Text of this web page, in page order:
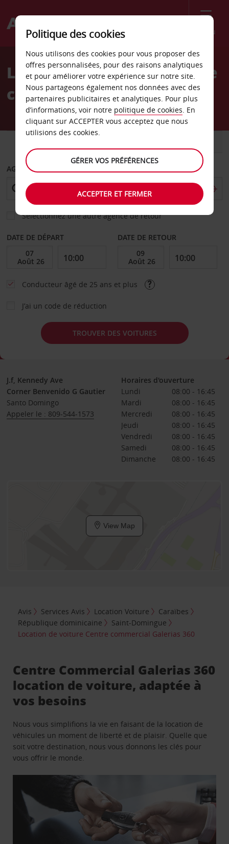
Menu
Welcome
AvisLocation de voiture Centre
commercial Galerias 360
AGENCE DE DÉPART
Sélectionnez une autre agence de retour
DATE DE DÉPART DATE DE RETOUR
Conducteur âgé de 25 ans et plus
J’ai un code de réduction
TROUVER DES VOITURES
J.f, Kennedy Ave
Corner Benvenido G Gautier
Santo Domingo
Appeler le : 809-544-1573
Horaires d'ouverture
Lundi
08:00 - 16:45
Mardi
08:00 - 16:45
Mercredi
08:00 - 16:45
Jeudi
08:00 - 16:45
Vendredi
08:00 - 16:45
Samedi
08:00 - 16:45
Dimanche
08:00 - 16:45
View Map
Avis Services Avis Location Voiture
Caraïbes
République dominicaine
Saint-Domingue
Location de voiture Centre commercial Galerias 360
Centre Commercial Galerias 360
location de voiture, adaptée à
vos besoins
Nous vous simplifions la vie en faisant de la location de
véhicules un moment de liberté et de plaisir. Quelle que
soit votre destination, nous vous donnons les clés pour
vous offrir le monde.
Politique des cookies
Nous utilisons des cookies pour vous proposer des
offres personnalisées, pour des raisons analytiques
et pour améliorer votre expérience sur notre site.
Nous partageons également nos données avec des
partenaires publicitaires et analytiques. Pour plus
d’informations, voir notre politique de cookies. En
cliquant sur ACCEPTER vous acceptez que nous
utilisions des cookies.
GÉRER VOS PRÉFÉRENCES
ACCEPTER ET FERMER